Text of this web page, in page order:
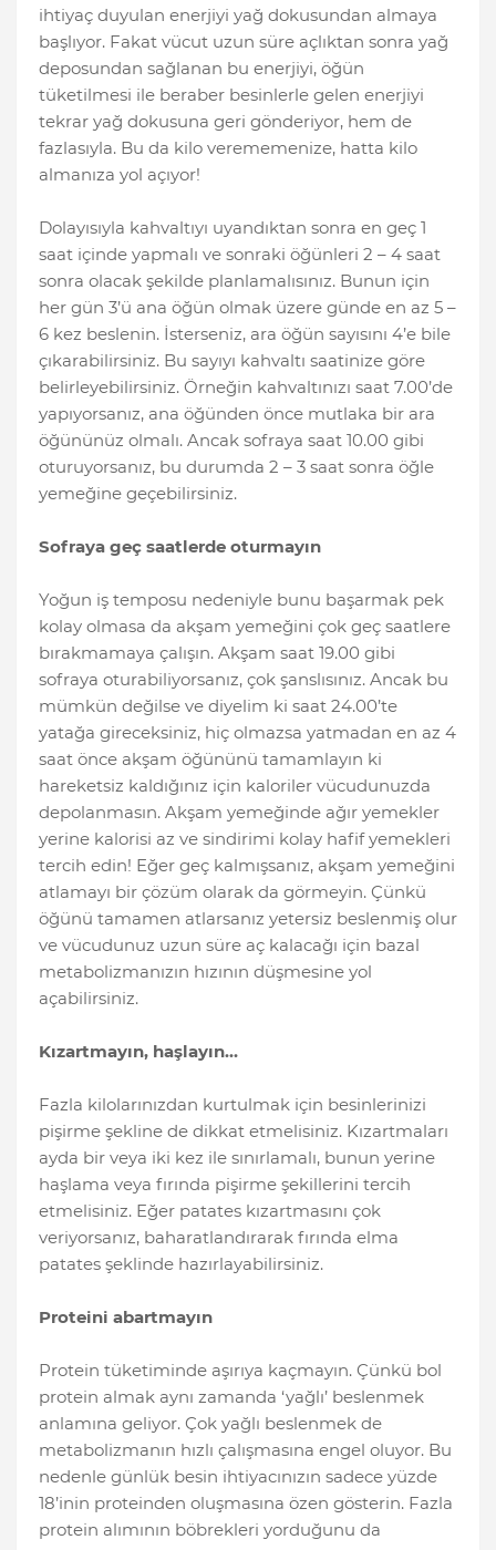
ihtiyaç duyulan enerjiyi yağ dokusundan almaya
başlıyor. Fakat vücut uzun süre açlıktan sonra yağ
deposundan sağlanan bu enerjiyi, öğün
tüketilmesi ile beraber besinlerle gelen enerjiyi
tekrar yağ dokusuna geri gönderiyor, hem de
fazlasıyla. Bu da kilo verememenize, hatta kilo
almanıza yol açıyor!
Dolayısıyla kahvaltıyı uyandıktan sonra en geç 1
saat içinde yapmalı ve sonraki öğünleri 2 – 4 saat
sonra olacak şekilde planlamalısınız. Bunun için
her gün 3’ü ana öğün olmak üzere günde en az 5 –
6 kez beslenin. İsterseniz, ara öğün sayısını 4’e bile
çıkarabilirsiniz. Bu sayıyı kahvaltı saatinize göre
belirleyebilirsiniz. Örneğin kahvaltınızı saat 7.00’de
yapıyorsanız, ana öğünden önce mutlaka bir ara
öğününüz olmalı. Ancak sofraya saat 10.00 gibi
oturuyorsanız, bu durumda 2 – 3 saat sonra öğle
yemeğine geçebilirsiniz.
Sofraya geç saatlerde oturmayın
Yoğun iş temposu nedeniyle bunu başarmak pek
kolay olmasa da akşam yemeğini çok geç saatlere
bırakmamaya çalışın. Akşam saat 19.00 gibi
sofraya oturabiliyorsanız, çok şanslısınız. Ancak bu
mümkün değilse ve diyelim ki saat 24.00’te
yatağa gireceksiniz, hiç olmazsa yatmadan en az 4
saat önce akşam öğününü tamamlayın ki
hareketsiz kaldığınız için kaloriler vücudunuzda
depolanmasın. Akşam yemeğinde ağır yemekler
yerine kalorisi az ve sindirimi kolay hafif yemekleri
tercih edin! Eğer geç kalmışsanız, akşam yemeğini
atlamayı bir çözüm olarak da görmeyin. Çünkü
öğünü tamamen atlarsanız yetersiz beslenmiş olur
ve vücudunuz uzun süre aç kalacağı için bazal
metabolizmanızın hızının düşmesine yol
açabilirsiniz.
Kızartmayın, haşlayın…
Fazla kilolarınızdan kurtulmak için besinlerinizi
pişirme şekline de dikkat etmelisiniz. Kızartmaları
ayda bir veya iki kez ile sınırlamalı, bunun yerine
haşlama veya fırında pişirme şekillerini tercih
etmelisiniz. Eğer patates kızartmasını çok
veriyorsanız, baharatlandırarak fırında elma
patates şeklinde hazırlayabilirsiniz.
Proteini abartmayın
Protein tüketiminde aşırıya kaçmayın. Çünkü bol
protein almak aynı zamanda ‘yağlı’ beslenmek
anlamına geliyor. Çok yağlı beslenmek de
metabolizmanın hızlı çalışmasına engel oluyor. Bu
nedenle günlük besin ihtiyacınızın sadece yüzde
18’inin proteinden oluşmasına özen gösterin. Fazla
protein alımının böbrekleri yorduğunu da